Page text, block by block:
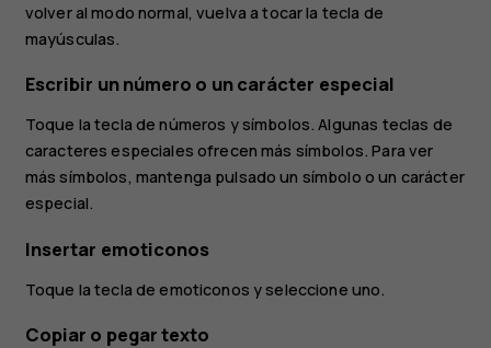
volver al modo normal, vuelva a tocar la tecla de
mayúsculas.
Escribir un número o un carácter especial
Toque la tecla de números y símbolos. Algunas teclas de
caracteres especiales ofrecen más símbolos. Para ver
más símbolos, mantenga pulsado un símbolo o un carácter
especial.
Insertar emoticonos
Toque la tecla de emoticonos y seleccione uno.
Copiar o pegar texto